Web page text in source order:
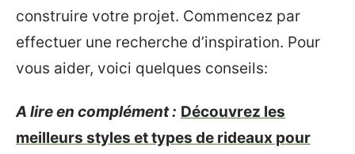
construire votre projet. Commencez par
effectuer une recherche d’inspiration. Pour
vous aider, voici quelques conseils:
A lire en complément : Découvrez les
meilleurs styles et types de rideaux pour